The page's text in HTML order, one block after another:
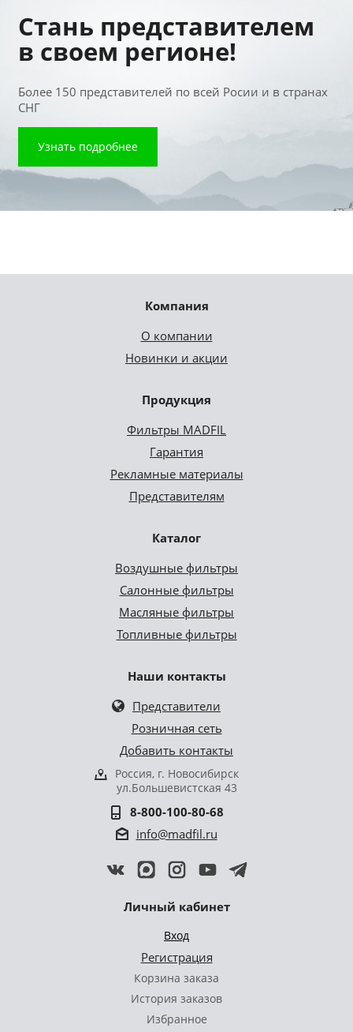
Стань представителем
в своем регионе!
Более 150 представителей по всей Росии и в странах
СНГ
Узнать подробнее
Компания
О компании
Новинки и акции
Продукция
Фильтры MADFIL
Гарантия
Рекламные материалы
Представителям
Каталог
Воздушные фильтры
Салонные фильтры
Масляные фильтры
Топливные фильтры
Наши контакты
Представители
Розничная сеть
Добавить контакты
Россия, г. Новосибирск
ул.Большевистская 43
8-800-100-80-68
info@madfil.ru
Личный кабинет
Вход
Регистрация
Корзина заказа
История заказов
Избранное